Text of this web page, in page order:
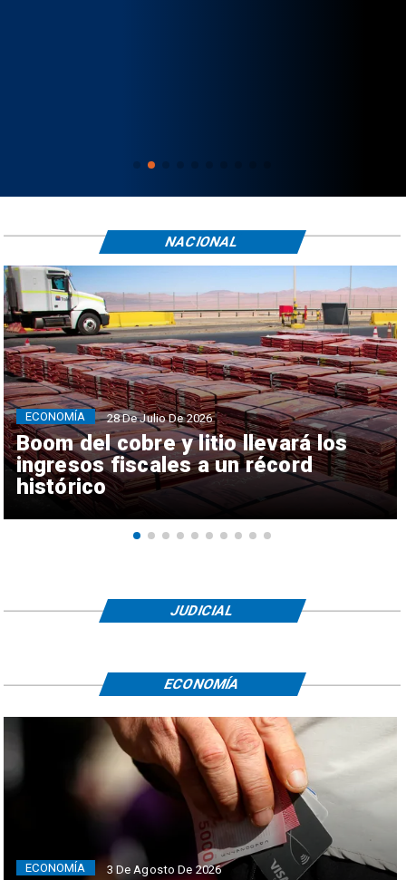
Boom del cobre y litio llevará los
ingresos fiscales a un récord
histórico
ECONOMÍA 28 De Julio De 2026
NACIONAL
JUDICIAL
ECONOMÍA 3 De Agosto De 2026
ECONOMÍA